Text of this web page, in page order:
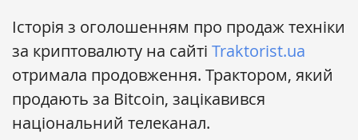
Історія з оголошенням про продаж техніки
за криптовалюту на сайті Traktorist.ua
отримала продовження. Трактором, який
продають за Bitcoin, зацікавився
національний телеканал.